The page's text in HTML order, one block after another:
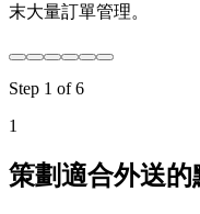
末大量訂單管理。
Step 1 of6
1
策劃適合外送的